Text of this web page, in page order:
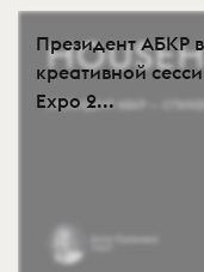
Президент АБКР
креативной
Expo 2...